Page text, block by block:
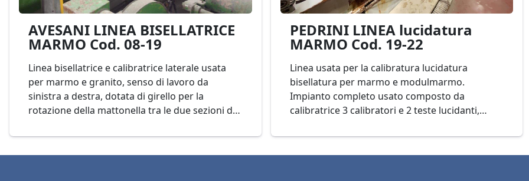
AVESANI LINEA BISELLATRICE
MARMO Cod. 08-19
Linea bisellatrice e calibratrice laterale usata
per marmo e granito, senso di lavoro da
sinistra a destra, dotata di girello per la
rotazione della mattonella tra le due sezioni di
marmette sui 4 lati con mole abrasive inclinate
a 45°. Mod. AVESANI Cod. 08-19
PEDRINI LINEA lucidatura
MARMO Cod. 19-22
Linea usata per la calibratura lucidatura
bisellatura per marmo e modulmarmo.
Impianto completo usato composto da
calibratrice 3 calibratori e 2 teste lucidanti,
attestatrice a 7 mandrini, bisellatrice dotata di
girello per la rotazione della mattonella tra le